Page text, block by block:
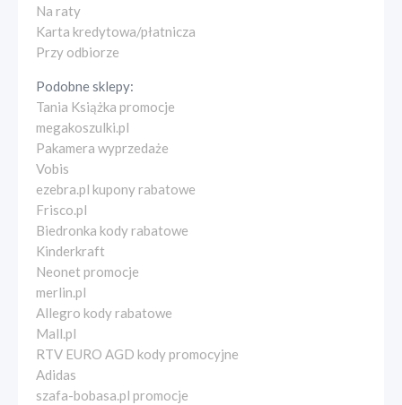
Na raty
Karta kredytowa/płatnicza
Przy odbiorze
Podobne sklepy:
Tania Książka promocje
megakoszulki.pl
Pakamera wyprzedaże
Vobis
ezebra.pl kupony rabatowe
Frisco.pl
Biedronka kody rabatowe
Kinderkraft
Neonet promocje
merlin.pl
Allegro kody rabatowe
Mall.pl
RTV EURO AGD kody promocyjne
Adidas
szafa-bobasa.pl promocje